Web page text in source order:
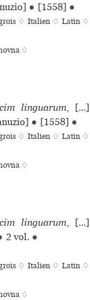
● [1558] ●
♢Italien ♢Latin ♢
♢
linguarum, [...]
● [1558] ●
♢Italien ♢Latin ♢
♢
linguarum, [...]
2 vol. ●
♢Italien ♢Latin ♢
♢